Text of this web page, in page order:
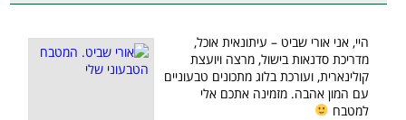
היי, אני אורי שביט – עיתונאית אוכל,
מדריכת סדנאות בישול, מרצה ויועצת
קולינארית, ועורכת בלוג מתכונים טבעוניים
עם המון אהבה. מזמינה אתכם אלי
למטבח